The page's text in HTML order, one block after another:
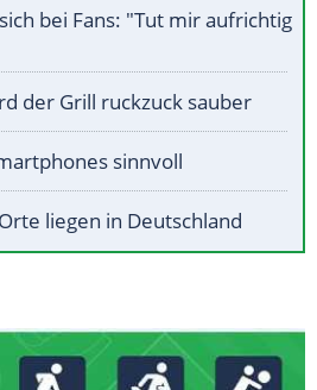
bei Fans: "Tut mir aufrichtig
der Grill ruckzuck sauber
sinnvoll
liegen in Deutschland